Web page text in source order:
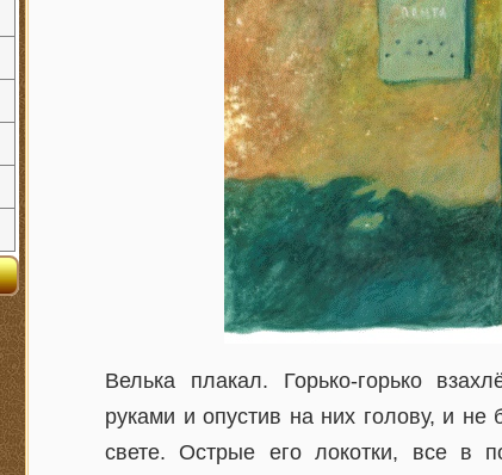
Велька плакал. Горько-горько
руками и опустив на них голову, и
свете. Острые его локотки, все в